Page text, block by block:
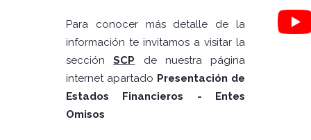
Para conocer más detalle de la
información te invitamos a visitar la
secciónSCP de nuestra página
internet apartado Presentación de
Estados Financieros - Entes
Omisos